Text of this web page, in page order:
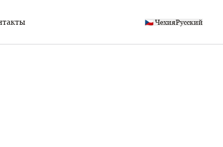
🇨🇿 ЧехияРусский